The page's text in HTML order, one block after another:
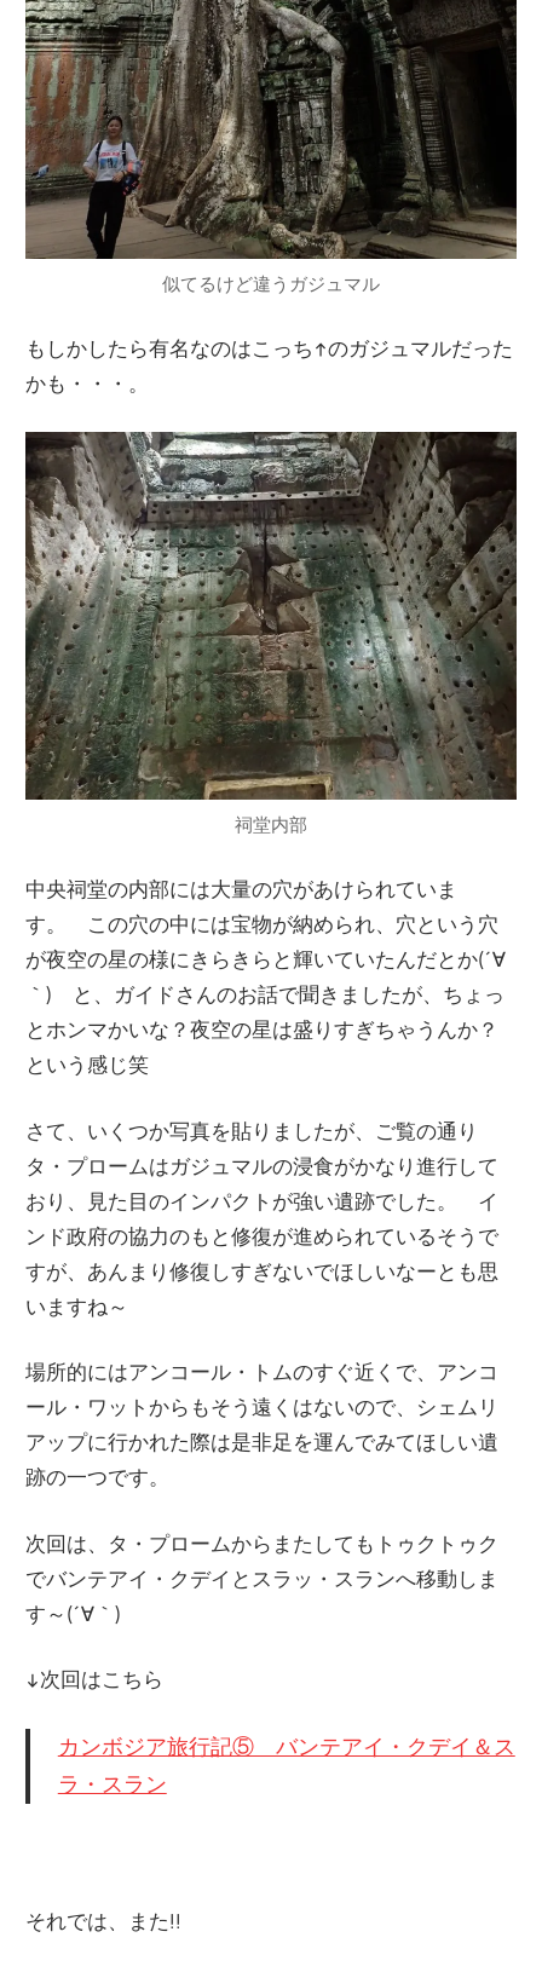
似てるけど違うガジュマル
もしかしたら有名なのはこっち↑のガジュマルだった
かも・・・。
祠堂内部
中央祠堂の内部には大量の穴があけられていま
す。 この穴の中には宝物が納められ、穴という穴
が夜空の星の様にきらきらと輝いていたんだとか(´∀
｀) と、ガイドさんのお話で聞きましたが、ちょっ
とホンマかいな？夜空の星は盛りすぎちゃうんか？
という感じ笑
さて、いくつか写真を貼りましたが、ご覧の通り
タ・プロームはガジュマルの浸食がかなり進行して
おり、見た目のインパクトが強い遺跡でした。 イ
ンド政府の協力のもと修復が進められているそうで
すが、あんまり修復しすぎないでほしいなーとも思
いますね～
場所的にはアンコール・トムのすぐ近くで、アンコ
ール・ワットからもそう遠くはないので、シェムリ
アップに行かれた際は是非足を運んでみてほしい遺
跡の一つです。
次回は、タ・プロームからまたしてもトゥクトゥク
でバンテアイ・クデイとスラッ・スランへ移動しま
す～(´∀｀)
↓次回はこちら
カンボジア旅行記⑤ バンテアイ・クデイ＆ス
ラ・スラン
それでは、また!!